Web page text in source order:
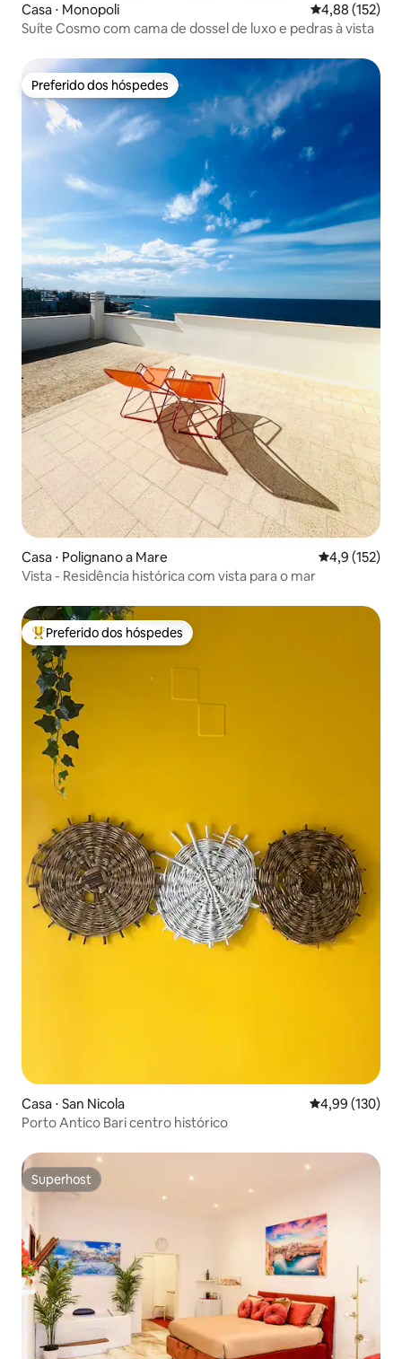
Casa ⋅ Monopoli 4,88 de uma
4,88 (152)
Suíte Cosmo com cama de dossel de luxo e pedras à vista
Preferido dos hóspedes
Preferido dos hóspedes
Casa ⋅ Polignano a Mare 4,9 de uma
4,9 (152)
Vista - Residência histórica com vista para o mar
Entre os melhores preferidos dos hóspedes
Preferido dos hóspedes
Casa ⋅ San Nicola 4,99 de uma
4,99 (130)
Porto Antico Bari centro histórico
Superhost
Superhost